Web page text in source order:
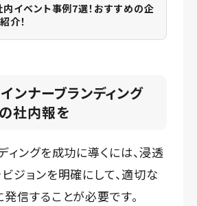
イベント事例7選！おすすめの企
介！
ンナーブランディング
社内報を
ィングを成功に導くには、浸透
ジョンを明確にして、適切な
信することが必要です。